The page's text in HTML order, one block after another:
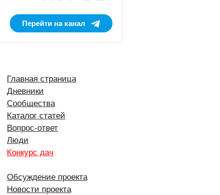
Перейти на канал
Главная страница
Дневники
Сообщества
Каталог статей
Вопрос-ответ
Люди
Конкурс дач
Обсуждение проекта
Новости проекта